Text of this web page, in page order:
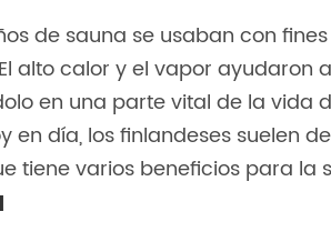
de sauna se usaban con
alto calor y el vapor
en una parte vital de la vida
en día, los finlandeses suelen
tiene varios beneficios para la